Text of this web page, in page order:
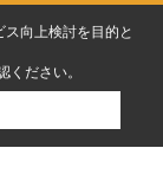
向上検討を目的と
ください。